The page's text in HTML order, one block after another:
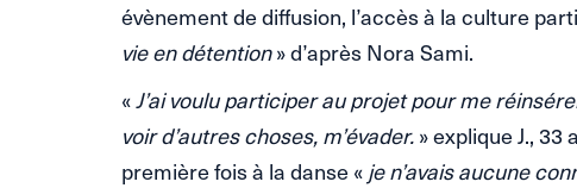
évènement de diffusion, l’accès à la culture
vie en détention» d’après Nora Sami.
«J’ai voulu participer au projet pour me
voir d’autres choses, m’évader. » explique J., 33
première fois à la danse « je n’avais aucune